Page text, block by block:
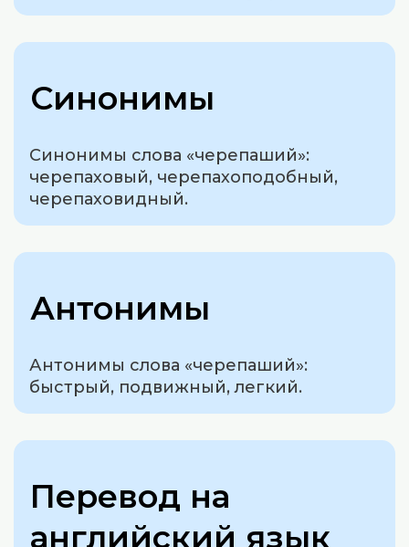
Синонимы
Синонимы слова «черепаший»:
черепаховый, черепахоподобный,
черепаховидный.
Антонимы
Антонимы слова «черепаший»:
быстрый, подвижный, легкий.
Перевод на
английский язык